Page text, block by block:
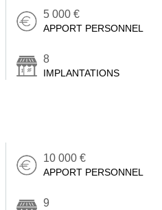
5 000 €
APPORT PERSONNEL
8
IMPLANTATIONS
10 000 €
APPORT PERSONNEL
9